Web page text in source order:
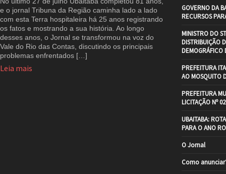
e o jornal Tribuna da Região caminha lado a lado
com esta Terra hospitaleira há 25 anos registrando
os fatos e mostrando a sua história. Ao longo
desses anos, o Jornal se transformou na voz do
Vale do Rio das Contas, discutindo os principais
problemas enfrentados […]
Leia mais
GOVERNO DA
RECURSOS
MINISTRO DO
DISTRIBUIÇÃO
DEMOGRÁFICO
PREFEITURA
AO MOSQUITO
PREFEITURA
LICITAÇÃO Nº
UBAITABA:
PARA O ANO
O Jornal
Como